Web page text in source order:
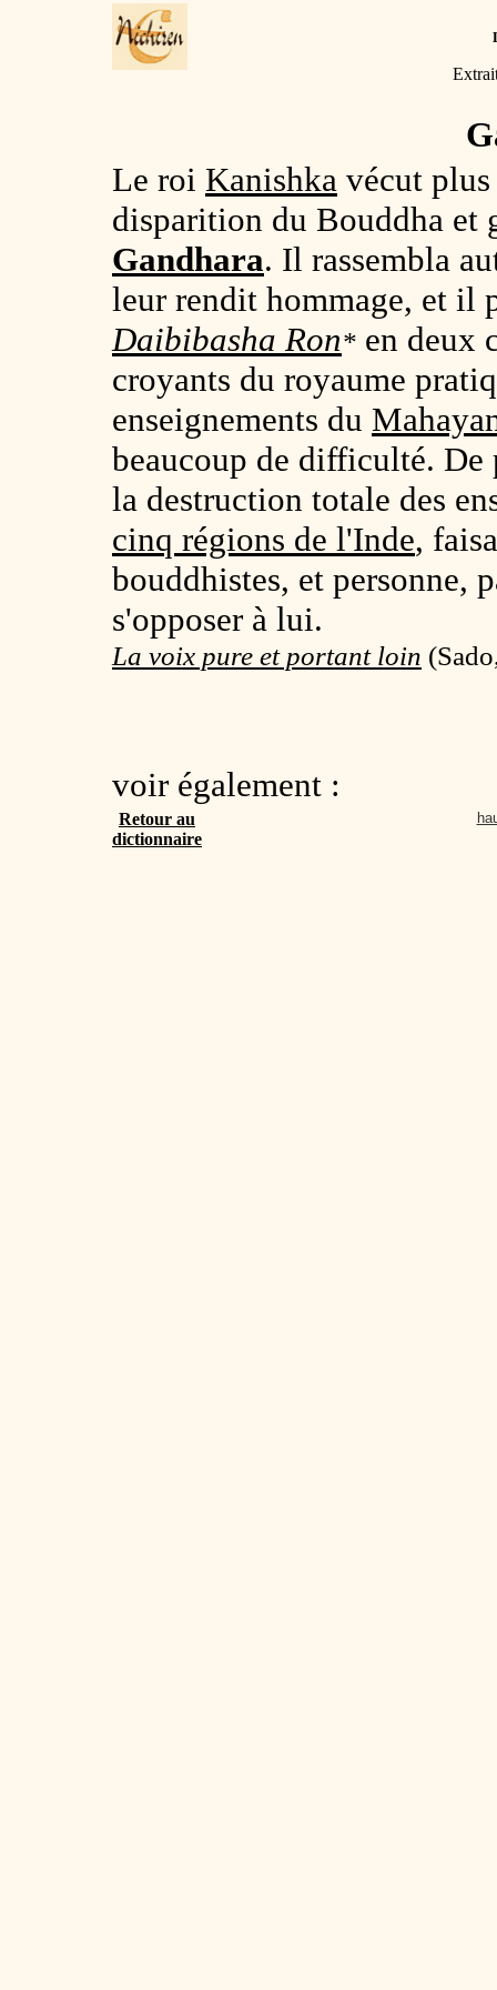
Le roi Kanishka vécut plus
disparition du Bouddha et
Gandhara. Il rassembla
leur rendit hommage, et il
Daibibasha Ron* en deux
croyants du royaume
enseignements du
beaucoup de difficulté.
la destruction totale des
cinq régions de l'Inde,
bouddhistes, et personne,
s'opposer à lui.
La voix pure et portant loin (
voir également :
Retour au
dictionnaire